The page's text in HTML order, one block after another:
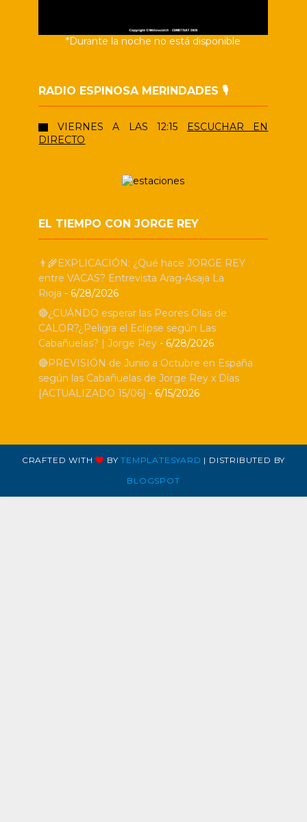
*Durante la noche no está disponible
RADIO ESPINOSA MERINDADES 🎙️
VIERNES A LAS 12:15
ESCUCHAR EN
DIRECTO
EL TIEMPO CON JORGE REY
👨‍🌾EXPLICACIÓN: ¿Qué hace JORGE REY
entre VACAS? Entrevista Arag-Asaja La
Rioja - 6/28/2026
🔴¿CUÁNDO esperar las Peores Olas de
CALOR?¿Peligra el Eclipse según Las
Cabañuelas? | Jorge Rey - 6/28/2026
🔴PREVISIÓN de Junio a Octubre en España
según las Cabañuelas de Jorge Rey x Días
[ACTUALIZADO 15/06] - 6/15/2026
CRAFTED WITH BYTEMPLATESYARD | DISTRIBUTED BY
BLOGSPOT